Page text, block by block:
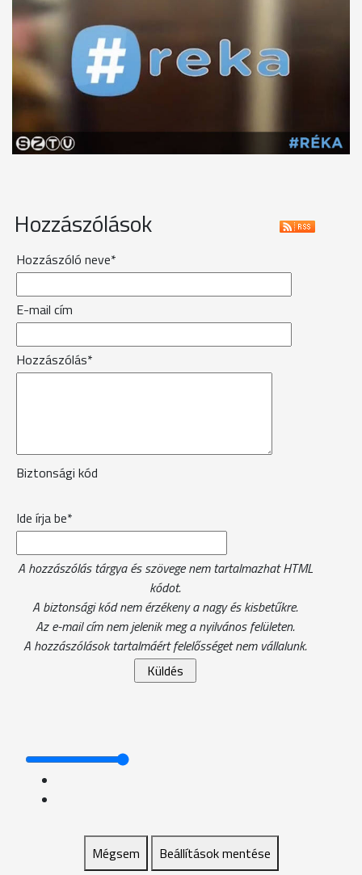
Hozzászólások
Hozzászóló neve*
E-mail cím
Hozzászólás*
Biztonsági kód
Ide írja be*
A hozzászólás tárgya és szövege nem tartalmazhat HTML
kódot.
A biztonsági kód nem érzékeny a nagy és kisbetűkre.
Az e-mail cím nem jelenik meg a nyilvános felületen.
A hozzászólások tartalmáért felelősséget nem vállalunk.
Mégsem Beállítások mentése